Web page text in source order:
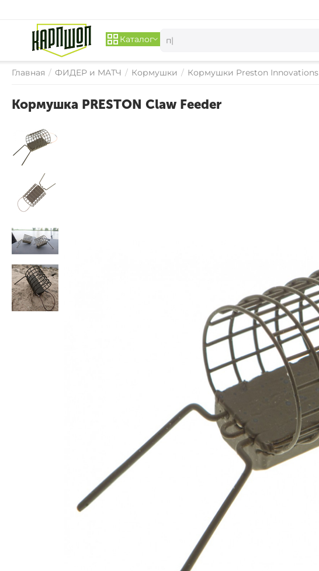
Каталог
Главная / ФИДЕР и МАТЧ / Кормушки / Кормушки Preston Innovations
Кормушка PRESTON Claw Feeder